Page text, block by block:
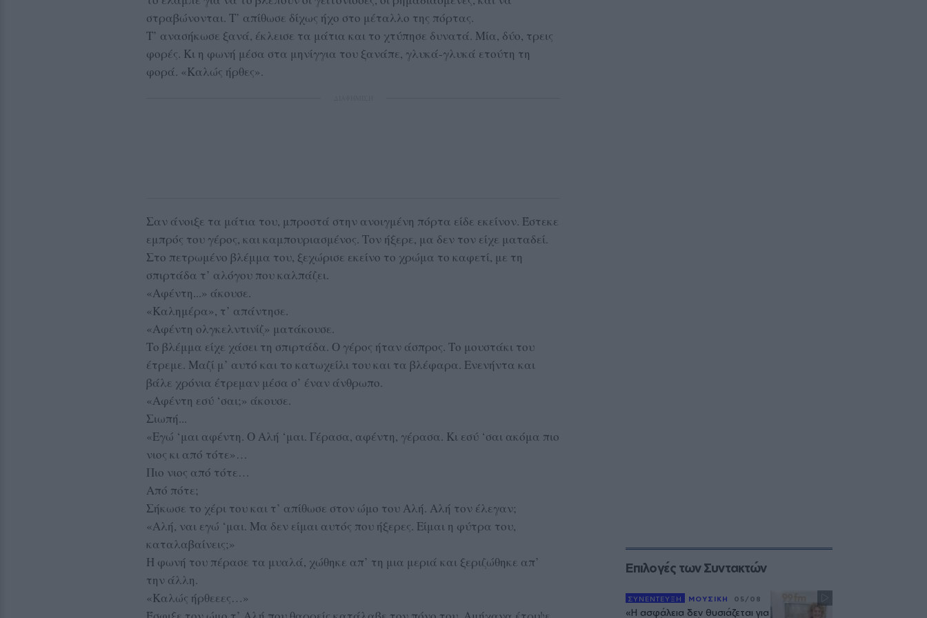
στραβώνονται. Τ’ απίθωσε δίχως ήχο στο μέταλλο της πόρτας.
Τ’ ανασήκωσε ξανά, έκλεισε τα μάτια και το χτύπησε δυνατά. Μία, δύο, τρεις
φορές. Κι η φωνή μέσα στα μηνίγγια του ξανάπε, γλυκά-γλυκά ετούτη τη
φορά. «Καλώς ήρθες».
Σαν άνοιξε τα μάτια του, μπροστά στην ανοιγμένη πόρτα είδε εκείνον. Έστεκε
εμπρός του γέρος, και καμπουριασμένος. Τον ήξερε, μα δεν τον είχε ματαδεί.
Στο πετρωμένο βλέμμα του, ξεχώρισε εκείνο το χρώμα το καφετί, με τη
σπιρτάδα τ’ αλόγου που καλπάζει.
«Αφέντη...» άκουσε.
«Καλημέρα», τ’ απάντησε.
«Αφέντη ολγκελντινίζ» ματάκουσε.
Το βλέμμα είχε χάσει τη σπιρτάδα. Ο γέρος ήταν άσπρος. Το μουστάκι του
έτρεμε. Μαζί μ’ αυτό και το κατωχείλι του και τα βλέφαρα. Ενενήντα και
βάλε χρόνια έτρεμαν μέσα σ’ έναν άνθρωπο.
«Αφέντη εσύ ‘σαι;» άκουσε.
Σιωπή...
«Εγώ ‘μαι αφέντη. Ο Αλή ‘μαι. Γέρασα, αφέντη, γέρασα. Κι εσύ ‘σαι ακόμα πιο
νιος κι από τότε»…
Πιο νιος από τότε…
Από πότε;
Σήκωσε το χέρι του και τ’ απίθωσε στον ώμο του Αλή. Αλή τον έλεγαν;
«Αλή, ναι εγώ ‘μαι. Μα δεν είμαι αυτός που ήξερες. Είμαι η φύτρα του,
καταλαβαίνεις;»
Η φωνή του πέρασε τα μυαλά, χώθηκε απ’ τη μια μεριά και ξεριζώθηκε απ’
την άλλη.
«Καλώς ήρθεεες…»
Επιλογές των Συντακτών
ΣΥΝΕΝΤΕΥΞΗ ΜΟΥΣΙΚΗ 05/08
«Η ασφάλεια δεν θυσιάζεται για